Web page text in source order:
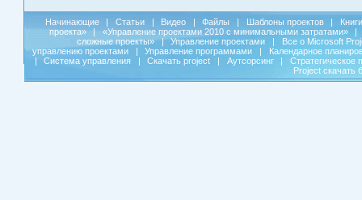
Начинающие | Статьи | Видео | Файлы | Шаблоны проектов |
Книги
проекта»
| «Управление проектами 2010 с минимальными затратами»
|
сложные проекты»
| Управление проектами |
Все о Microsoft
управлению проектами
| Управление программами |
Календарное
|
Система управления | Скачать project | Аутсорсинг |
Стратегическое
Project скачать